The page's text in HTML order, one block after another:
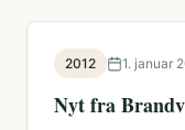
2012 1. januar
Nyt fra